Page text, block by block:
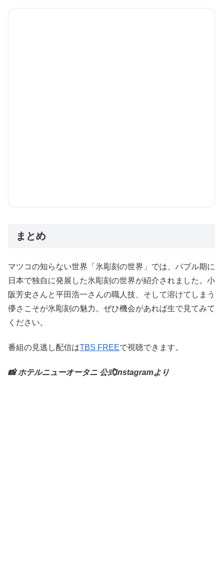
まとめ
マツコの知らない世界「氷彫刻の世界」では、バブル期に
日本で独自に発展した氷彫刻の世界が紹介されました。小
阪芳史さんと平田浩一さんの職人技、そして溶けてしまう
儚さこそが氷彫刻の魅力。ぜひ機会があれば生で見てみて
ください。
番組の見逃し配信はTBS FREEで視聴できます。
📸 ホテルニューオータニ 公式Instagramより